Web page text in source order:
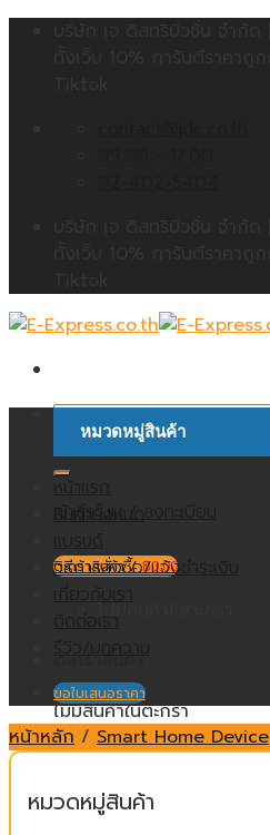
ค้นหา:
ตะกร้าสินค้า /฿0.00
ไม่มีสินค้าในตะกร้า
หมวดหมู่สินค้า
วิธีการสั่งซื้อ/แจ้งชำระเงิน
ติดต่อเรา
ขอใบเสนอราคา
หน้าหลัก / Smart Home Device
หมวดหมู่สินค้า